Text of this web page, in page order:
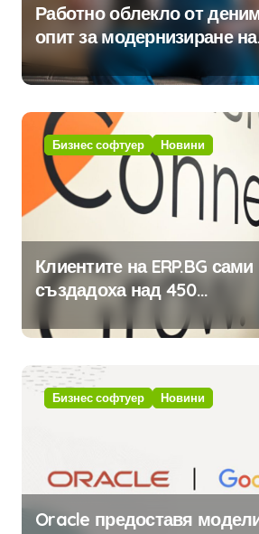
Работно облекло от
опит за модернизиране на
традицията
Бизнес софтуер Новини
Клиентите на ERP.BG сами
създадоха над 450
приложения за ERP
с помощта на вградения
изкуствен интелект
Бизнес софтуер Новини
Oracle предоставя